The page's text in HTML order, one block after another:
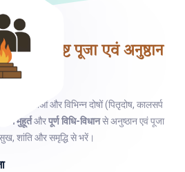
हेतु विशिष्ट पूजा एवं अनुष्ठान
बाधाओं और विभिन्न दोषों (पितृदोष, कालसर्प
मुहूर्तऔरपूर्ण विधि-विधानसे अनुष्ठान एवं पूजा
शांति और समृद्धि से भरें।